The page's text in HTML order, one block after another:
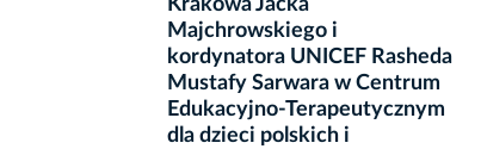
Krakowa Jacka
Majchrowskiego i
kordynatora UNICEF Rasheda
Mustafy Sarwara w Centrum
Edukacyjno-Terapeutycznym
dla dzieci polskich i